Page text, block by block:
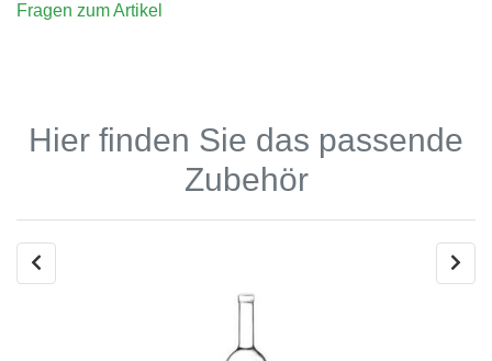
Fragen zum Artikel
Hier finden Sie das passende
Zubehör